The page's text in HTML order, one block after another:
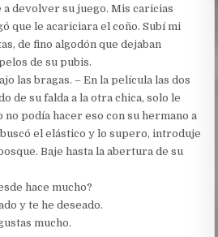
devolver su juego. Mis caricias
que le acariciara el coño. Subí mi
de fino algodón que dejaban
de su pubis.
las bragas. – En la película las dos
de su falda a la otra chica, solo le
no podía hacer eso con su hermano a
el elástico y lo supero, introduje
Baje hasta la abertura de su
hace mucho?
y te he deseado.
mucho.